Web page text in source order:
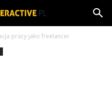
pracy jako freelancer